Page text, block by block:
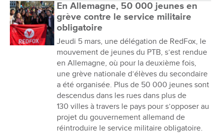
En Allemagne, 50 000 jeunes en
grève contre le service militaire
obligatoire
Jeudi 5 mars, une délégation de RedFox, le
mouvement de jeunes du PTB, s’est rendue
en Allemagne, où pour la deuxième fois,
une grève nationale d’élèves du secondaire
a été organisée. Plus de 50 000 jeunes sont
descendus dans les rues dans plus de
130 villes à travers le pays pour s’opposer au
projet du gouvernement allemand de
réintroduire le service militaire obligatoire.